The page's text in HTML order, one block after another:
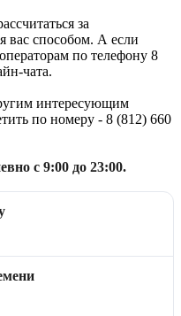
за
вас способом. А если
по телефону 8
чата.
интересующим
по номеру - 8 (812) 660
с 9:00 до 23:00.